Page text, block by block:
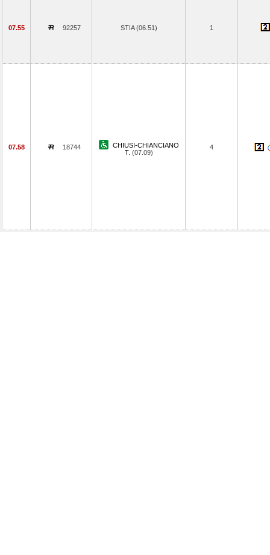
07.55 92257 STIA (06.51) 1
07.58 18744
CHIUSI-CHIANCIANO
T. (07.09)
4